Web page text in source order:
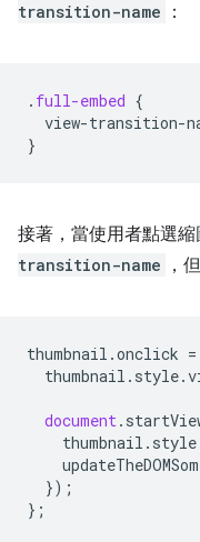
transition-name
：
. full-embed {
view-transition-
}
接著，當使用者點選
transition-name
，
thumbnail .onclick =
thumbnail . style.
document.
thumbnail . style
});
};